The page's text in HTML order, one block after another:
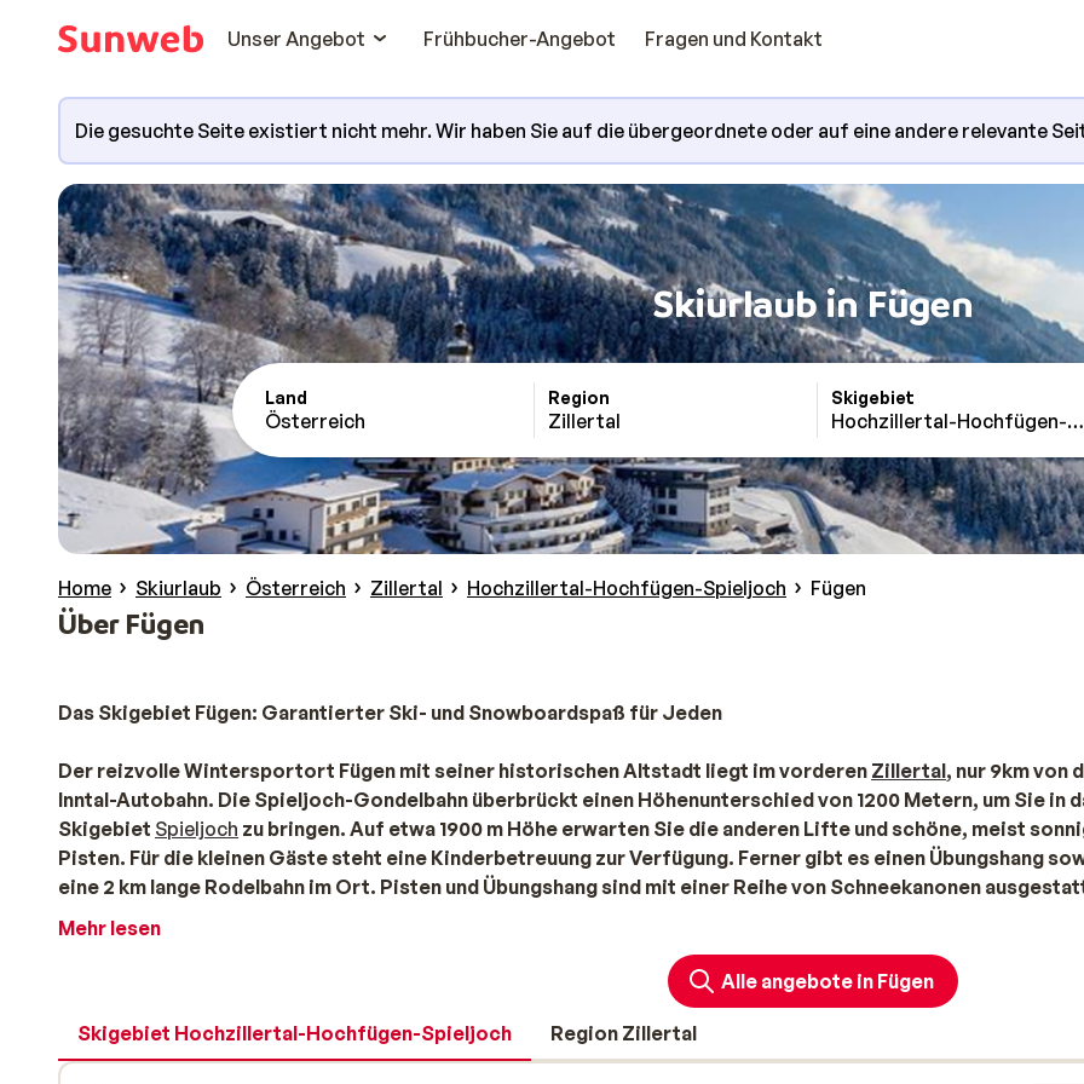
Unser Angebot
Frühbucher-Angebot Fragen und Kontakt
Die gesuchte Seite existiert nicht mehr. Wir haben Sie auf die übergeordnete oder auf eine andere relevante
Skiurlaub in Fügen
Land
Österreich
Region
Zillertal
Skigebiet
Hochzillertal-Hochfügen-
Home Skiurlaub Österreich Zillertal Hochzillertal-Hochfügen-Spieljoch Fügen
Über Fügen
Das Skigebiet Fügen: Garantierter Ski- und Snowboardspaß für Jeden
Der reizvolle Wintersportort Fügen mit seiner historischen Altstadt liegt im vorderen Zillertal, nur 9km von
Inntal-Autobahn. Die Spieljoch-Gondelbahn überbrückt einen Höhenunterschied von 1200 Metern, um Sie in
Skigebiet Spieljoch zu bringen. Auf etwa 1900 m Höhe erwarten Sie die anderen Lifte und schöne, meist
Pisten. Für die kleinen Gäste steht eine Kinderbetreuung zur Verfügung. Ferner gibt es einen Übungshang
eine 2 km lange Rodelbahn im Ort. Pisten und Übungshang sind mit einer Reihe von Schneekanonen
so dass Sie auch in der Vor- und Nachsaison herrliche Skiferien, hier im schönen
sind seit Dezember 2015 durch die Panoramabahn Geols miteinander verbunden. Beide Skigebiete
können Sie mit einem Skipass nutzen. Nach einer Fahrt mit dem neuen Lift, stehen Sie nach einer 10-minütigen
Busfahrt schon auf den Pisten vonHochfügen.
Wintersporturlaub im Skigebiet Fügen: Sport, Après-Ski und leckeres Essen
Mehr lesen
Alle angebote in Fügen
Skigebiet Hochzillertal-Hochfügen-Spieljoch Region Zillertal